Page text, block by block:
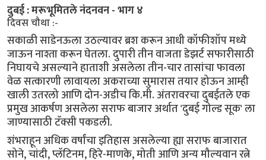
दुबई : मरूभूमितले नंदनवन - भाग ४
दिवस चौथा :-
सकाळी साडेनऊला उठल्यावर ब्रश करून आधी कॉफीशॉप मध्ये
जाऊन नाश्ता करून घेतला. दुपारी तीन वाजता डेझर्ट सफारीसाठी
निघायचे असल्याने हाताशी असलेला तीन-चार तासांचा फावला
वेळ सत्कारणी लावायला अकराच्या सुमारास तयार होऊन आम्ही
खाली उतरलो आणि दोन-अडीच कि.मी. अंतरावरचा दुबईतले एक
प्रमुख आकर्षण असलेला सराफ बाजार अर्थात 'दुबई गोल्ड सूक' ला
जाण्यासाठी टॅक्सी पकडली.
शंभराहून अधिक वर्षांचा इतिहास असलेल्या ह्या सराफ बाजारात
सोने, चांदी, प्लॅटिनम, हिरे-माणके, मोती आणि अन्य मौल्यवान रत्ने